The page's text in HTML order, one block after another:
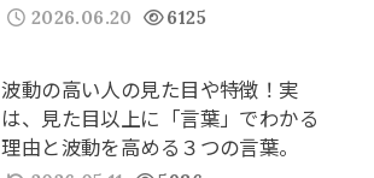
2026.06.20 6125
波動の高い人の見た目や特徴！実
は、見た目以上に「言葉」でわかる
理由と波動を高める３つの言葉。